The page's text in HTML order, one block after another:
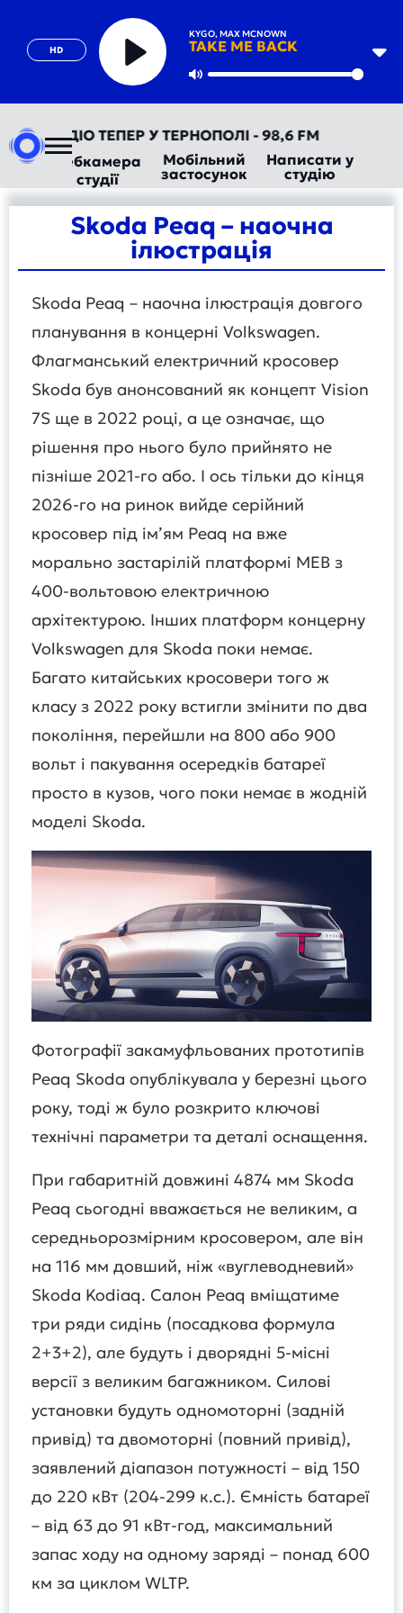
HD
KYGO, MAX MCNOWN
TAKE ME BACK
Play
ТЕПЕР У ТЕРНОПОЛІ - 98,6 FM
Вебкамера
студії
Мобільний
застосунок
Написати у
студію
Skoda Peaq – наочна
ілюстрація
Skoda Peaq – наочна ілюстрація довгого
планування в концерні Volkswagen.
Флагманський електричний кросовер
Skoda був анонсований як концепт Vision
7S ще в 2022 році, а це означає, що
рішення про нього було прийнято не
пізніше 2021-го або. І ось тільки до кінця
2026-го на ринок вийде серійний
кросовер під ім’ям Peaq на вже
морально застарілій платформі MEB з
400-вольтовою електричною
архітектурою. Інших платформ концерну
Volkswagen для Skoda поки немає.
Багато китайських кросовери того ж
класу з 2022 року встигли змінити по два
покоління, перейшли на 800 або 900
вольт і пакування осередків батареї
просто в кузов, чого поки немає в жодній
моделі Skoda.
Фотографії закамуфльованих прототипів
Peaq Skoda опублікувала у березні цього
року, тоді ж було розкрито ключові
технічні параметри та деталі оснащення.
При габаритній довжині 4874 мм Skoda
Peaq сьогодні вважається не великим, а
середньорозмірним кросовером, але він
на 116 мм довший, ніж «вуглеводневий»
Skoda Kodiaq. Салон Peaq вміщатиме
три ряди сидінь (посадкова формула
2+3+2), але будуть і дворядні 5-місні
версії з великим багажником. Силові
установки будуть одномоторні (задній
привід) та двомоторні (повний привід),
заявлений діапазон потужності – від 150
до 220 кВт (204-299 к.с.). Ємність батареї
– від 63 до 91 кВт-год, максимальний
запас ходу на одному заряді – понад 600
км за циклом WLTP.